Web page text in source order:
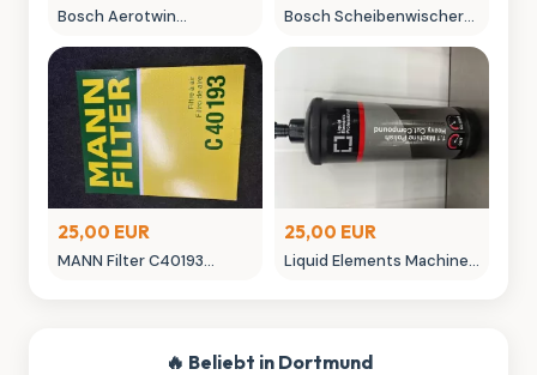
Bosch Aerotwin
neuwertig in OVP
Bosch Scheibenwischer
gebraucht
25,00 EUR
MANN Filter C40193
25,00 EUR
Liquid Elements Machine
🔥 Beliebt in Dortmund